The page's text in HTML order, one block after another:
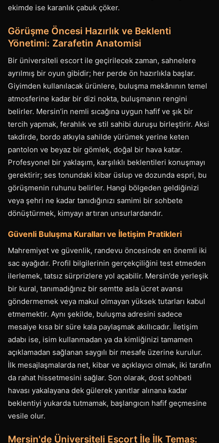
ekimde ise karanlık çabuk çöker.
Görüşme Öncesi Hazırlık ve Beklenti
Yönetimi: Zarafetin Anatomisi
Bir üniversiteli escort ile geçirilecek zaman, sahnelere
ayrılmış bir oyun gibidir; her perde ön hazırlıkla başlar.
Giyimden kullanılacak ürünlere, buluşma mekânının temel
atmosferine kadar bir dizi nokta, buluşmanın rengini
belirler. Mersin’in nemli sıcağına uygun hafif ve şık bir
tercih yapmak, ferahlık ve stil sahibi duruşu birleştirir. Aksi
takdirde, bordo atkıyla sahilde yürümek yerine keten
pantolon ve beyaz bir gömlek, doğal bir hava katar.
Profesyonel bir yaklaşım, karşılıklı beklentileri konuşmayı
gerektirir; ses tonundaki kibar üslup ve dozunda espri, bu
görüşmenin ruhunu belirler. Hangi bölgeden geldiğinizi
veya şehri ne kadar tanıdığınızı samimi bir sohbete
dönüştürmek, kimyayı artıran unsurlardandır.
Güvenli Buluşma Kuralları ve İletişim Pratikleri
Mahremiyet ve güvenlik, randevu öncesinde en önemli iki
sac ayağıdır. Profil bilgilerinin gerçekçiliğini test etmeden
ilerlemek, tatsız sürprizlere yol açabilir. Mersin’de yerleşik
bir kural, tanımadığınız bir semtte asla ücret avansı
göndermemek veya makul olmayan yüksek tutarları kabul
etmemektir. Aynı şekilde, buluşma adresini sadece
mesaiye kısa bir süre kala paylaşmak akıllıcadır. İletişim
adabı ise, isim kullanmadan ya da kimliğinizi tamamen
açıklamadan sağlanan saygılı bir mesafe üzerine kurulur.
İlk mesajlaşmalarda net, kibar ve açıklayıcı olmak, iki tarafın
da rahat hissetmesini sağlar. Son olarak, dost sohbeti
havası yakalayana dek gülerek yanıtlar alınana kadar
beklentiyi yukarda tutmamak, başlangıcın hafif geçmesine
vesile olur.
Mersin'de Üniversiteli Escort İle İlk Temas: